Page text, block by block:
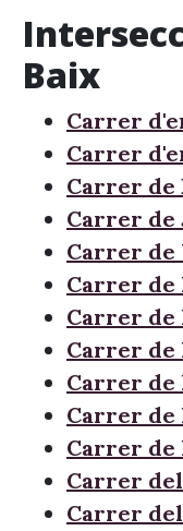
Baix
Carrer
Carrer
Carrer de
Carrer de
Carrer de
Carrer de
Carrer de
Carrer de
Carrer de
Carrer de
Carrer de
Carrer
Carrer